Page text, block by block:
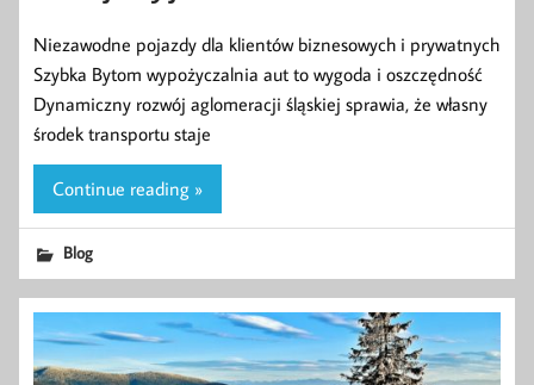
Niezawodne pojazdy dla klientów biznesowych i prywatnych
Szybka Bytom wypożyczalnia aut to wygoda i oszczędność
Dynamiczny rozwój aglomeracji śląskiej sprawia, że własny
środek transportu staje
Continue reading »
Blog